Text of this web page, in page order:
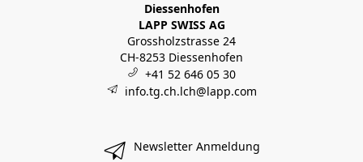
Diessenhofen
LAPP SWISS AG
Grossholzstrasse 24
CH-8253 Diessenhofen
+41 52 646 05 30
info.tg.ch.lch@lapp.com
Newsletter Anmeldung